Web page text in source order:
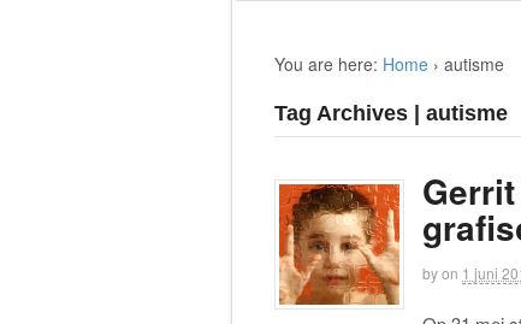
You are here: Home › autisme
Tag Archives | autisme
byon 1 juni